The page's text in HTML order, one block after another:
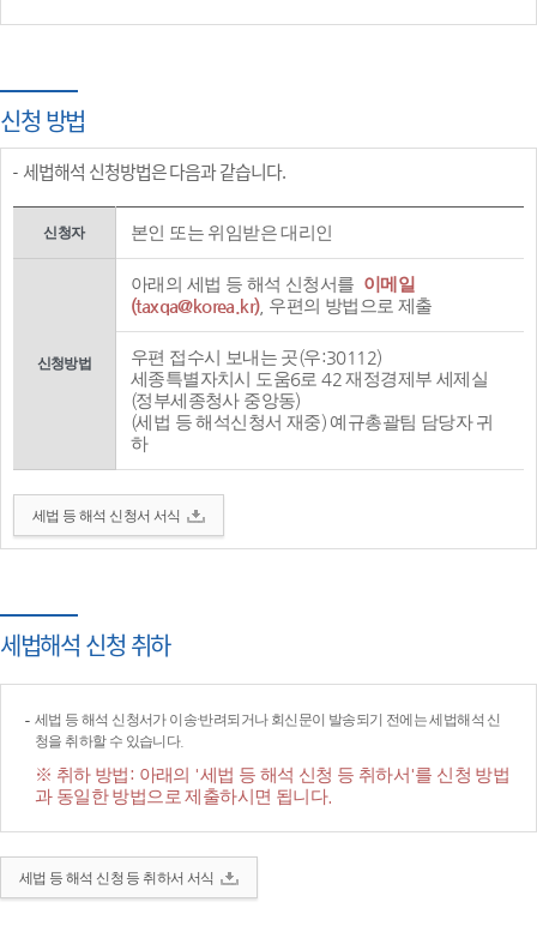
신청 방법
세법해석 신청방법은 다음과 같습니다.
신청자 본인 또는 위임받은 대리인
신청방법
아래의 세법 등 해석 신청서를 이메일
(taxqa@korea.kr), 우편의 방법으로 제출
우편 접수시 보내는 곳(우:30112)
세종특별자치시 도움6로 42 재정경제부 세제실
(정부세종청사 중앙동)
(세법 등 해석신청서 재중) 예규총괄팀 담당자 귀
하
세법 등 해석 신청서 서식
세법해석 신청 취하
세법 등 해석 신청서가 이송·반려되거나 회신문이 발송되기 전에는 세법해석 신
청을 취하할 수 있습니다.
※ 취하 방법: 아래의 '세법 등 해석 신청 등 취하서'를 신청 방법
과 동일한 방법으로 제출하시면 됩니다.
세법 등 해석 신청 등 취하서 서식